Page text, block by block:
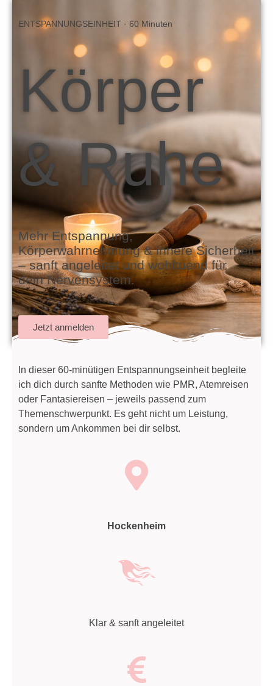
ENTSPANNUNGSEINHEIT · 60 Minuten
Körper
& Ruhe
Mehr Entspannung,
Körperwahrnehmung & innere Sicherheit
– sanft angeleitet und wohltuend für
dein Nervensystem.
Jetzt anmelden
In dieser 60‑minütigen Entspannungseinheit begleite
ich dich durch sanfte Methoden wie PMR, Atemreisen
oder Fantasiereisen – jeweils passend zum
Themenschwerpunkt. Es geht nicht um Leistung,
sondern um Ankommen bei dir selbst.
Hockenheim
Klar & sanft angeleitet